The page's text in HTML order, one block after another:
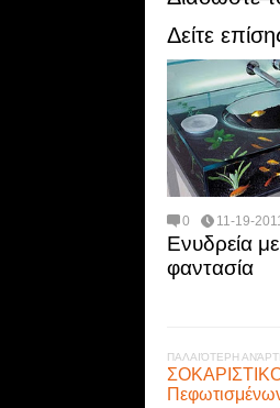
Δείτε
0 11-19-2011
Eνυδρεία
φαντασία
ΠΑΛΑΙΌΤΕΡΗ